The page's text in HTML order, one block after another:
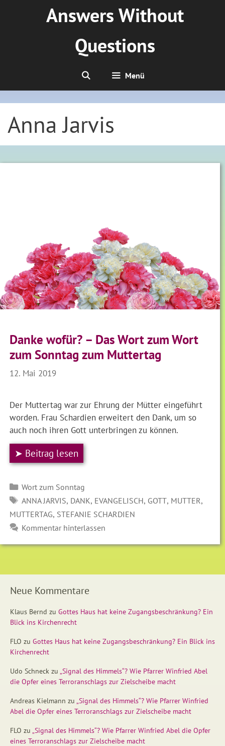
Answers Without
Questions
Menü
Anna Jarvis
Danke wofür? – Das Wort zum Wort
zum Sonntag zum Muttertag
12. Mai 2019
Der Muttertag war zur Ehrung der Mütter eingeführt
worden. Frau Schardien erweitert den Dank, um so
auch noch ihren Gott unterbringen zu können.
➤ Beitrag lesen
Kategorien
Wort zum Sonntag
SCHLAGWÖRTER
ANNA JARVIS, DANK, EVANGELISCH, GOTT, MUTTER,
MUTTERTAG, STEFANIE SCHARDIEN
Kommentar hinterlassen
Neue Kommentare
Klaus Bernd zu Gottes Haus hat keine Zugangsbeschränkung? Ein
Blick ins Kirchenrecht
FLO zu Gottes Haus hat keine Zugangsbeschränkung? Ein Blick ins
Kirchenrecht
Udo Schneck zu „Signal des Himmels“? Wie Pfarrer Winfried Abel
die Opfer eines Terroranschlags zur Zielscheibe macht
Andreas Kielmann zu „Signal des Himmels“? Wie Pfarrer Winfried
Abel die Opfer eines Terroranschlags zur Zielscheibe macht
FLO zu „Signal des Himmels“? Wie Pfarrer Winfried Abel die Opfer
eines Terroranschlags zur Zielscheibe macht